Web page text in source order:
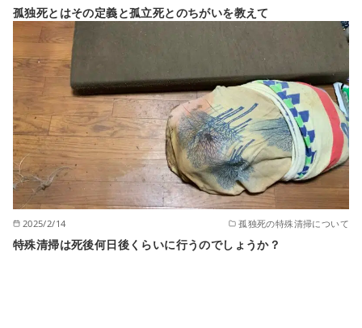
孤独死とはその定義と孤立死とのちがいを教えて
2025/2/14 孤独死の特殊清掃について
特殊清掃は死後何日後くらいに行うのでしょうか？